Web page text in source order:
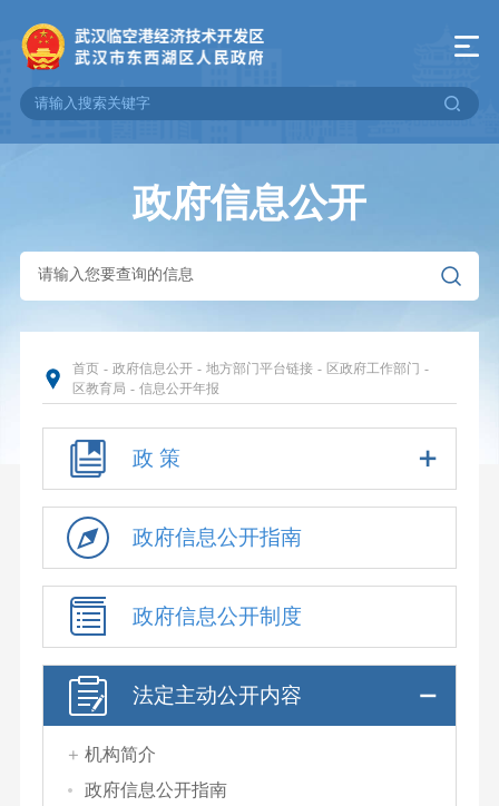
政府信息公开
首页 - 政府信息公开 - 地方部门平台链接 - 区政府工作部门 -
区教育局 - 信息公开年报
政 策
政府信息公开指南
政府信息公开制度
法定主动公开内容
机构简介
政府信息公开指南